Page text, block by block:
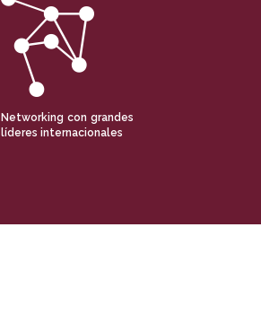
Networking con grandes
líderes internacionales